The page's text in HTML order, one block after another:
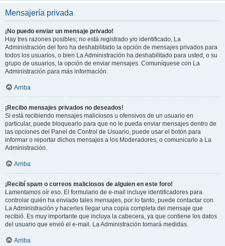
Mensajería privada
¡No puedo enviar un mensaje privado!
Hay tres razones posibles; no está registrado y/o identificado, La
Administración del foro ha deshabilitado la opción de mensajes privados para
todos los usuarios, o bien La Administración ha deshabilitado para usted, o su
grupo de usuarios, la opción de enviar mensajes. Comuníquese con La
Administración para más información.
Arriba
¡Recibo mensajes privados no deseados!
Si está recibiendo mensajes maliciosos u ofensivos de un usuario en
particular, puede bloquearlo para que no le pueda enviar mensajes dentro de
las opciones del Panel de Control de Usuario, puede usar el botón para
informar o reportar dichos mensajes a los Moderadores, o comunicarlo a La
Administración.
Arriba
¡Recibí spam o correos maliciosos de alguien en este foro!
Lamentamos oír eso. El formulario de e-mail incluye identificadores para
controlar quién ha enviado tales mensajes, por lo tanto, puede contactar con
La Administración y hacerles llegar una copia completa del mensaje que
recibió. Es muy importante que incluya la cabecera, ya que contiene los datos
del usuario que envió el e-mail. La Administración tomará medidas.
Arriba